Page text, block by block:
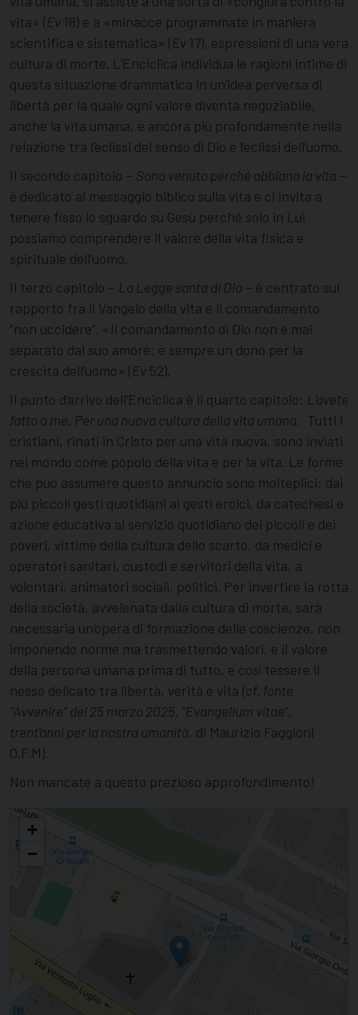
vita» (Ev 18) e a «minacce programmate in maniera
scientifica e sistematica» (Ev 17), espressioni di una vera
cultura di morte. L’Enciclica individua le ragioni intime di
questa situazione drammatica in un’idea perversa di
libertà per la quale ogni valore diventa negoziabile,
anche la vita umana, e ancora più profondamente nella
relazione tra l’eclissi del senso di Dio e l’eclissi dell’uomo.
Il secondo capitolo – Sono venuto perché abbiano la vita –
è dedicato al messaggio biblico sulla vita e ci invita a
tenere fisso lo sguardo su Gesù perché solo in Lui
possiamo comprendere il valore della vita fisica e
spirituale dell’uomo.
Il terzo capitolo – La Legge santa di Dio – è centrato sul
rapporto fra il Vangelo della vita e il comandamento
“non uccidere”. «Il comandamento di Dio non è mai
separato dal suo amore: è sempre un dono per la
crescita dell’uomo» (Ev 52).
Il punto d‘arrivo dell’Enciclica è il quarto capitolo: L’avete
fatto a me. Per una nuova cultura della vita umana. Tutti i
cristiani, rinati in Cristo per una vita nuova, sono inviati
nel mondo come popolo della vita e per la vita. Le forme
che può assumere questo annuncio sono molteplici: dai
più piccoli gesti quotidiani ai gesti eroici, da catechesi e
azione educativa al servizio quotidiano dei piccoli e dei
poveri, vittime della cultura dello scarto, da medici e
operatori sanitari, custodi e servitori della vita, a
volontari, animatori sociali, politici. Per invertire la rotta
della società, avvelenata dalla cultura di morte, sarà
necessaria un’opera di formazione delle coscienze, non
imponendo norme ma trasmettendo valori, e il valore
della persona umana prima di tutto, e così tessere il
nesso delicato tra libertà, verità e vita (cf. fonte
“Avvenire” del 25 marzo 2025, “Evangelium vitae”,
trent’anni per la nostra umanità, di Maurizio Faggioni
O.F.M).
Non mancate a questo prezioso approfondimento!
Evangelium Vitae: un'Enciclica attuale da 30 anni
+
−